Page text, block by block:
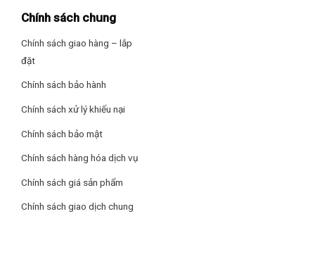
Chính sách chung
Chính sách giao hàng – lắp
đặt
Chính sách bảo hành
Chính sách xử lý khiếu nại
Chính sách bảo mật
Chính sách hàng hóa dịch vụ
Chính sách giá sản phẩm
Chính sách giao dịch chung